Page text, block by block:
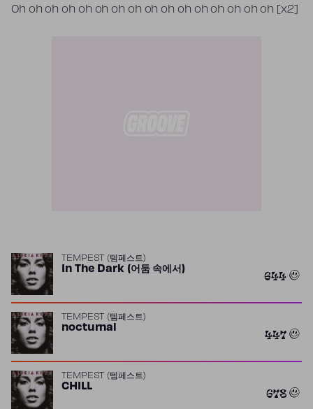
Oh oh oh oh oh oh oh oh oh oh oh oh oh oh oh oh [x2]
TEMPEST (템페스트)
In The Dark (어둠 속에서) 644
TEMPEST (템페스트)
nocturnal 447
TEMPEST (템페스트)
CHILL 678